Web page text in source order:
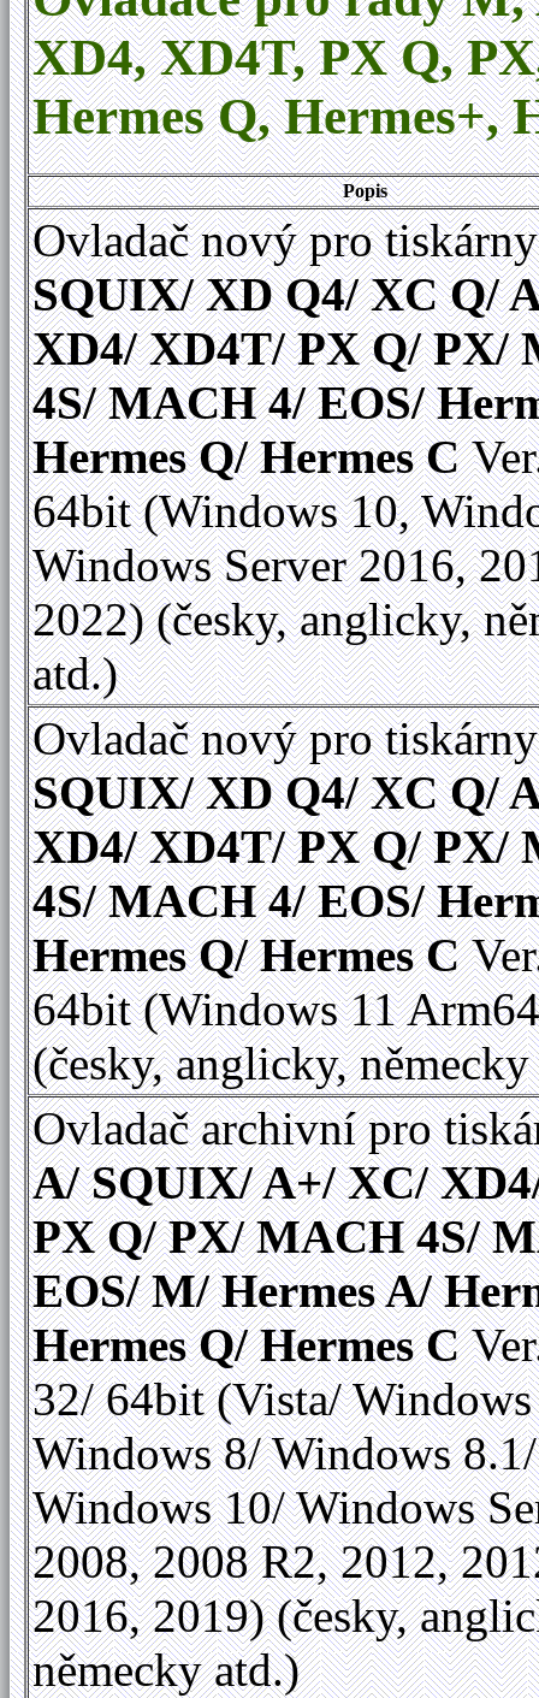
XD4, XD4T, PX Q,
Hermes Q,Hermes+,
Popis
Ovladač nový pro
SQUIX/ XD Q4/ XC Q/
XD4/ XD4T/ PX Q/ PX/
4S/ MACH 4/ EOS/
Hermes Q/ Hermes C
64bit (Windows 10,
Windows Server 2016,
2022) (česky, anglicky,
atd.)
Ovladač nový pro
SQUIX/ XD Q4/ XC Q/
XD4/ XD4T/ PX Q/ PX/
4S/ MACH 4/ EOS/
Hermes Q/ Hermes C
64bit (Windows 11
(česky, anglicky,
Ovladač archivní pro
A/ SQUIX/ A+/ XC/
PX Q/ PX/ MACH 4S/
EOS/ M/ Hermes A/
Hermes Q/ Hermes C
32/ 64bit (Vista/
Windows 8/ Windows 8.1/
Windows 10/ Windows
2008, 2008 R2, 2012,
2016, 2019) (česky,
německy atd.)